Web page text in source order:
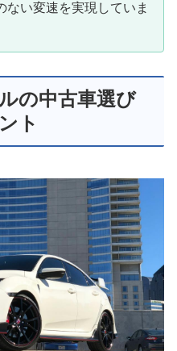
ない変速を実現していま
の中古車選び
ト